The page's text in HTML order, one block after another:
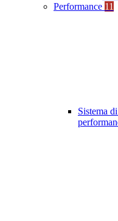
Performance 11
Sistema